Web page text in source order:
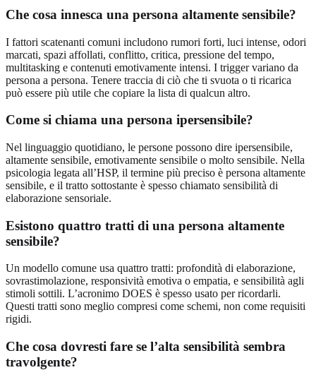
Che cosa innesca una persona altamente sensibile?
I fattori scatenanti comuni includono rumori forti, luci intense, odori
marcati, spazi affollati, conflitto, critica, pressione del tempo,
multitasking e contenuti emotivamente intensi. I trigger variano da
persona a persona. Tenere traccia di ciò che ti svuota o ti ricarica
può essere più utile che copiare la lista di qualcun altro.
Come si chiama una persona ipersensibile?
Nel linguaggio quotidiano, le persone possono dire ipersensibile,
altamente sensibile, emotivamente sensibile o molto sensibile. Nella
psicologia legata all’HSP, il termine più preciso è persona altamente
sensibile, e il tratto sottostante è spesso chiamato sensibilità di
elaborazione sensoriale.
Esistono quattro tratti di una persona altamente
sensibile?
Un modello comune usa quattro tratti: profondità di elaborazione,
sovrastimolazione, responsività emotiva o empatia, e sensibilità agli
stimoli sottili. L’acronimo DOES è spesso usato per ricordarli.
Questi tratti sono meglio compresi come schemi, non come requisiti
rigidi.
Che cosa dovresti fare se l’alta sensibilità sembra
travolgente?